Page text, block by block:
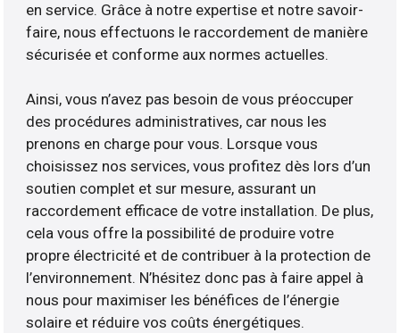
en service. Grâce à notre expertise et notre savoir-
faire, nous effectuons le raccordement de manière
sécurisée et conforme aux normes actuelles.
Ainsi, vous n’avez pas besoin de vous préoccuper
des procédures administratives, car nous les
prenons en charge pour vous. Lorsque vous
choisissez nos services, vous profitez dès lors d’un
soutien complet et sur mesure, assurant un
raccordement efficace de votre installation. De plus,
cela vous offre la possibilité de produire votre
propre électricité et de contribuer à la protection de
l’environnement. N’hésitez donc pas à faire appel à
nous pour maximiser les bénéfices de l’énergie
solaire et réduire vos coûts énergétiques.